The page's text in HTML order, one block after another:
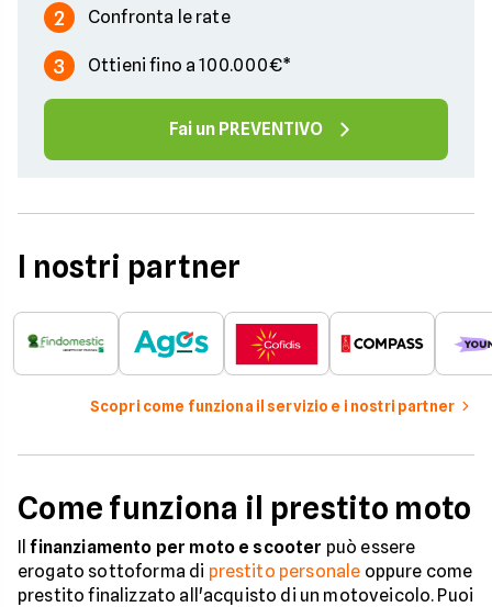
2 Confronta le rate
3 Ottieni fino a 100.000€*
Fai un PREVENTIVO
I nostri partner
Scopri come funziona il servizio e i nostri partner
Come funziona il prestito moto
Ilfinanziamento per moto e scooter può essere
erogato sottoforma di prestito personale oppure come
prestito finalizzato all'acquisto di un motoveicolo. Puoi